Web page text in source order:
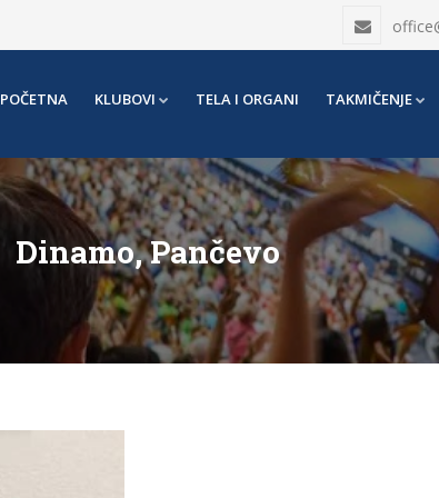
POČETNA KLUBOVI TELA I ORGANI TAKMIČENJE
Dinamo, Pančevo